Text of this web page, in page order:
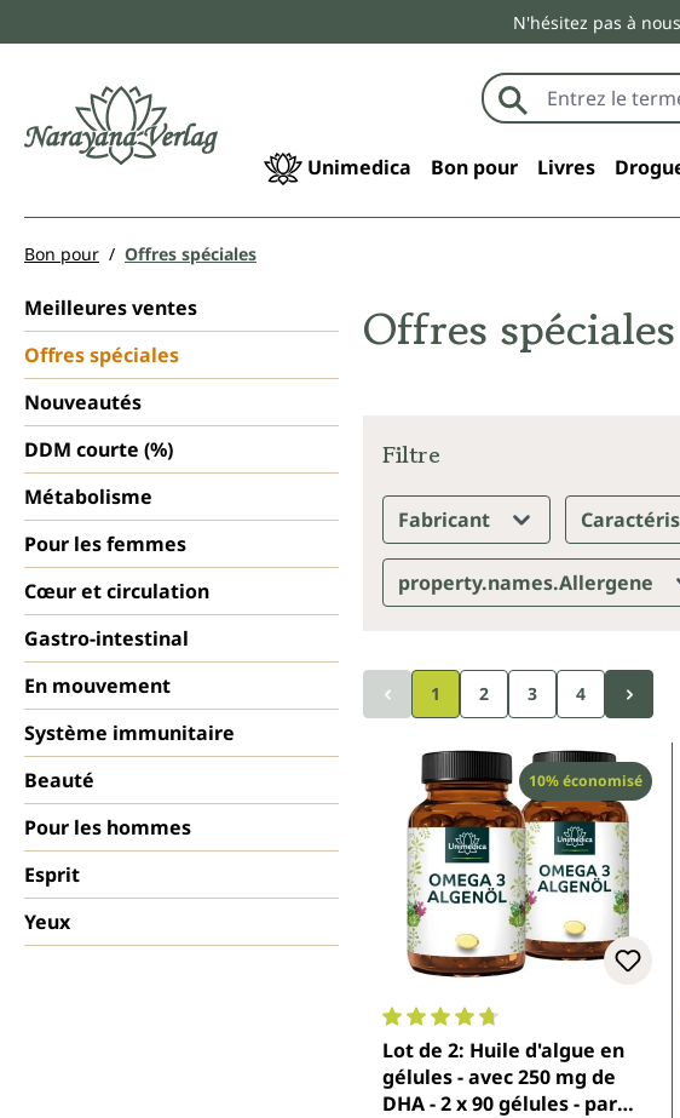
N'hésitez pas à
Unimedica Bon pour Livres
Bon pour Offres spéciales
Meilleures ventes
Offres spéciales
Nouveautés
DDM courte (%)
Métabolisme
Pour les femmes
Cœur et circulation
Gastro-intestinal
En mouvement
Système immunitaire
Beauté
Pour les hommes
Esprit
Yeux
Offres spéciales
Filtre
Fabricant
property.names.Allergene
1 2 3 4
Réduction
10% économisé
Note moyenne de 4.8 sur 5 étoiles
Lot de 2: Huile d'algue en
gélules - avec 250 mg de
DHA - 2 x 90 gélules - par